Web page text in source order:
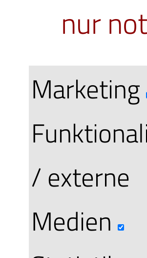
per
bei
nur
Marketing
/ externe
Medien